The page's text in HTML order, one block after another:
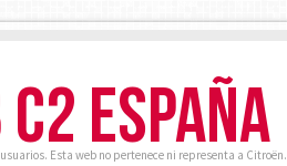
ESPAÑA
Esta web no pertenece ni representa a Citroën.